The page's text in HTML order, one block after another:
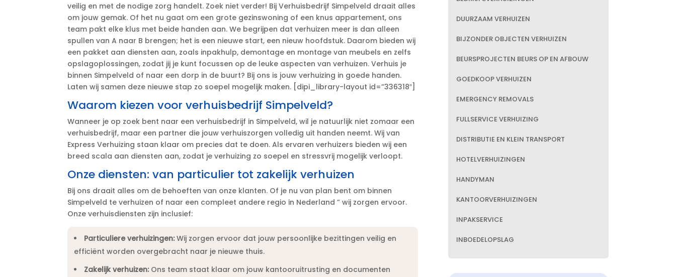
veilig en met de nodige zorg handelt.​ Zoek niet verder! Bij Verhuisbedrijf Simpelveld draait alles
om jouw gemak.​ Of het nu gaat om een grote gezinswoning of een knus appartement, ons
team pakt elke klus met beide handen aan.​ We begrijpen dat verhuizen meer is dan alleen
spullen van A naar B brengen; het is een nieuwe start, een nieuw hoofdstuk.​ Daarom bieden wij
een pakket aan diensten aan, zoals inpakhulp, demontage en montage van meubels en zelfs
opslagoplossingen, zodat jij je kunt focussen op de leuke aspecten van verhuizen.​ Verhuis je
binnen Simpelveld of naar een dorp in de buurt? Bij ons is jouw verhuizing in goede handen.​
Laten wij samen deze nieuwe stap zo soepel mogelijk maken.​ [dipi_library-layout id=”336318″]
Waarom kiezen voor verhuisbedrijf Simpelveld?
Wanneer je op zoek bent naar een verhuisbedrijf in Simpelveld, wil je natuurlijk niet zomaar een
verhuisbedrijf, maar een partner die jouw verhuiszorgen volledig uit handen neemt.​ Wij van
Express Verhuizing staan klaar om precies dat te doen.​ Als ervaren verhuizers bieden wij een
breed scala aan diensten aan, zodat je verhuizing zo soepel en stressvrij mogelijk verloopt.​
Onze diensten: van particulier tot zakelijk verhuizen
Bij ons draait alles om de behoeften van onze klanten.​ Of je nu van plan bent om binnen
Simpelveld te verhuizen of naar een compleet andere regio in Nederland ” wij zorgen ervoor.​
Onze verhuisdiensten zijn inclusief:
Particuliere verhuizingen: Wij zorgen ervoor dat jouw persoonlijke bezittingen veilig en
efficiënt worden overgebracht naar je nieuwe thuis.​
Zakelijk verhuizen: Ons team staat klaar om jouw kantooruitrusting en documenten
DUURZAAM VERHUIZEN
BIJZONDER OBJECTEN VERHUIZEN
BEURSPROJECTEN BEURS OP EN AFBOUW
GOEDKOOP VERHUIZEN
EMERGENCY REMOVALS
FULLSERVICE VERHUIZING
DISTRIBUTIE EN KLEIN TRANSPORT
HOTELVERHUIZINGEN
HANDYMAN
KANTOORVERHUIZINGEN
INPAKSERVICE
INBOEDELOPSLAG